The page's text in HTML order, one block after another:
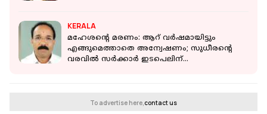
KERALA
മഹേശന്റെ മരണം: ആറ് വർഷമായിട്ടും
എങ്ങുമെത്താതെ അന്വേഷണം; സുധീരന്റെ
വരവിൽ സര്‍ക്കാർ ഇടപെലിന്
To advertise here,contact us